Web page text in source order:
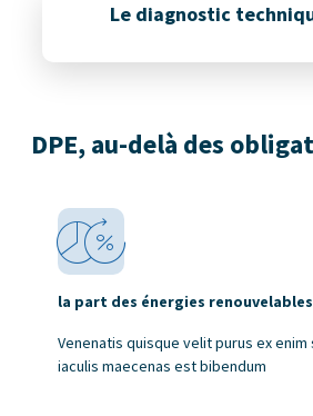
Le diagnostic
DPE, au-delà des
la part des énergies renouvelables
Venenatis quisque velit purus ex
iaculis maecenas est bibendum